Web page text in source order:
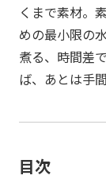
くまで素材。
めの最小限の
煮る、時間差
ば、あとは手
目次